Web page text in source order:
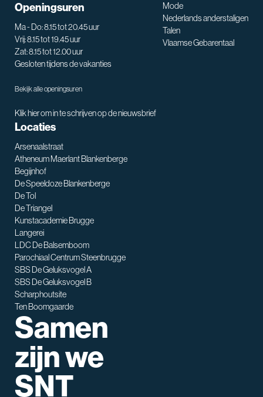
Openingsuren
Ma - Do: 8.15 tot 20.45 uur
Vrij: 8.15 tot 19.45 uur
Zat: 8.15 tot 12.00 uur
Gesloten tijdens de vakanties
Bekijk alle openingsuren
Klik hier om in te schrijven op de nieuwsbrief
Mode
Nederlands anderstaligen
Talen
Vlaamse Gebarentaal
Locaties
Arsenaalstraat
Atheneum Maerlant Blankenberge
Begijnhof
De Speeldoze Blankenberge
De Tol
De Triangel
Kunstacademie Brugge
Langerei
LDC De Balsemboom
Parochiaal Centrum Steenbrugge
SBS De Geluksvogel A
SBS De Geluksvogel B
Scharphoutsite
Ten Boomgaarde
Samen
zijn we
SNT
SNT assistent
Waarmee kan ik je helpen?